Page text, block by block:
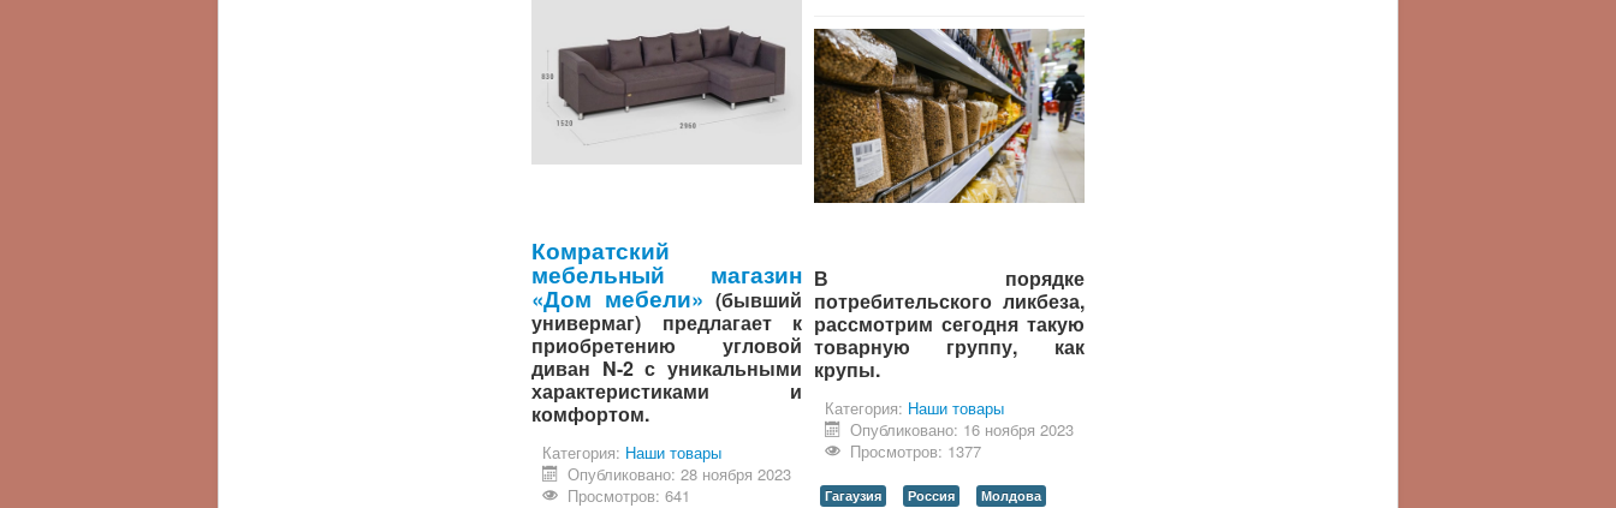
Комратский
мебельный магазин
«Дом мебели» (бывший
универмаг) предлагает к
приобретению угловой
диван N-2 с уникальными
характеристиками и
комфортом.
Категория: Наши товары
Опубликовано: 28 ноября 2023
Просмотров: 641
В порядке
потребительского ликбеза,
рассмотрим сегодня такую
товарную группу, как
крупы.
Категория: Наши товары
Опубликовано: 16 ноября 2023
Просмотров: 1377
Гагаузия Россия Молдова